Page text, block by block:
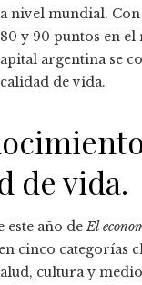
a nivel mundial.
y 90 puntos en el
argentina se
de vida.
de vida.
este año deEl
cinco categorías
cultura y